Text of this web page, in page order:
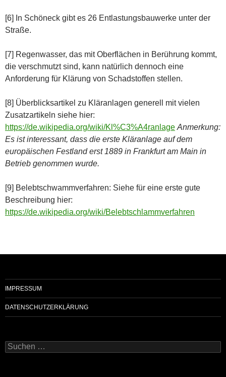
[6] In Schöneck gibt es 26 Entlastungsbauwerke unter der
Straße.
[7] Regenwasser, das mit Oberflächen in Berührung kommt,
die verschmutzt sind, kann natürlich dennoch eine
Anforderung für Klärung von Schadstoffen stellen.
[8] Überblicksartikel zu Kläranlagen generell mit vielen
Zusatzartikeln siehe hier:
https://de.wikipedia.org/wiki/Kl%C3%A4ranlage Anmerkung:
Es ist interessant, dass die erste Kläranlage auf dem
europäischen Festland erst 1889 in Frankfurt am Main in
Betrieb genommen wurde.
[9] Belebtschwammverfahren: Siehe für eine erste gute
Beschreibung hier:
https://de.wikipedia.org/wiki/Belebtschlammverfahren
IMPRESSUM
DATENSCHUTZERKLÄRUNG
Suchen
nach: